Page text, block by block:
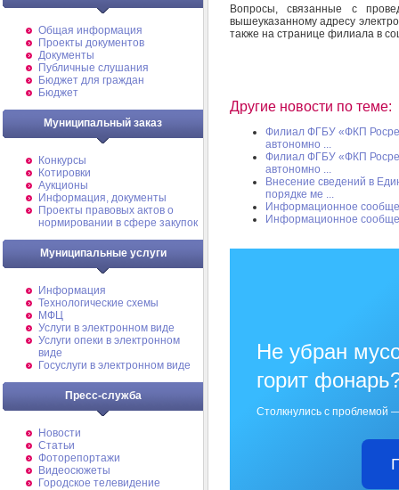
Общая информация
Проекты документов
Документы
Публичные слушания
Бюджет для граждан
Бюджет
Муниципальный заказ
Конкурсы
Котировки
Аукционы
Информация, документы
Проекты правовых актов о
нормировании в сфере закупок
Муниципальные услуги
Информация
Технологические схемы
МФЦ
Услуги в электронном виде
Услуги опеки в электронном
виде
Госуслуги в электронном виде
Пресс-служба
Новости
Статьи
Фоторепортажи
Видеосюжеты
Городское телевидение
Вопросы, связанные с
вышеуказанному адресу
также на странице филиала в
Другие новости по теме:
Филиал ФГБУ «ФКП
автономно ...
Филиал ФГБУ «ФКП
автономно ...
Внесение сведений в
порядке ме ...
Информационное
Информационное
Не убран
горит
Столкнулись с проблемой